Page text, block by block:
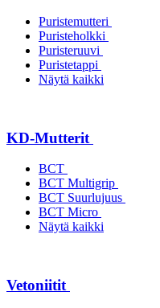
Puristemutteri
Puristeholkki
Puristeruuvi
Puristetappi
Näytä kaikki
KD-Mutterit
BCT
BCT Multigrip
BCT Suurlujuus
BCT Micro
Näytä kaikki
Vetoniitit